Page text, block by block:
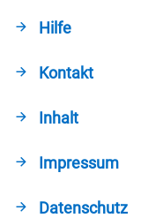
Hilfe
Kontakt
Inhalt
Impressum
Datenschutz